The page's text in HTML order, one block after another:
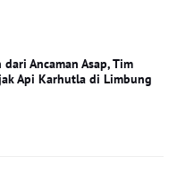
Ancaman Asap, Tim
Api Karhutla di Limbung